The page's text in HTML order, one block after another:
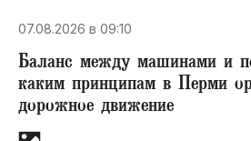
07.08.2026 в 09:10
Баланс между машинами и
каким принципам в Перми
дорожное движение